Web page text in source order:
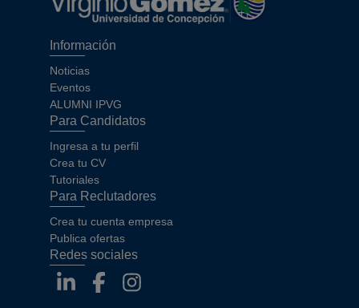
Información
Noticias
Eventos
ALUMNI IPVG
Para Candidatos
Ingresa a tu perfil
Crea tu CV
Tutoriales
Para Reclutadores
Crea tu cuenta empresa
Publica ofertas
Redes sociales